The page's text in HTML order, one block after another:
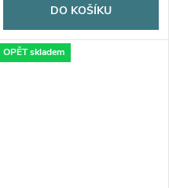
DO KOŠÍKU
OPĚT skladem